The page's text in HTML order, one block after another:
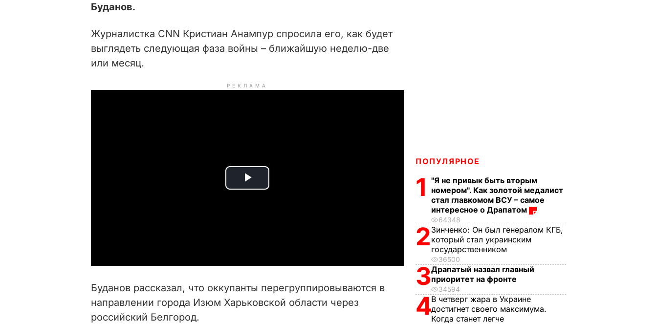
Буданов.
Журналистка СNN Кристиан Анампур спросила его, как будет
выглядеть следующая фаза войны – ближайшую неделю-две
или месяц.
РЕКЛАМА
P
i
Буданов рассказал, что оккупанты перегруппировываются в
направлении города Изюм Харьковской области через
российский Белгород.
ПОПУЛЯРНОЕ
1
"Я не привык быть вторым
номером". Как золотой медалист
стал главкомом ВСУ – самое
интересное о Драпатом
64348
2 Зинченко: Он был генералом КГБ,
который стал украинским
государственником
36500
3Драпатый назвал главный
приоритет на фронте
34594
4В четверг жара в Украине
достигнет своего максимума.
Когда станет легче